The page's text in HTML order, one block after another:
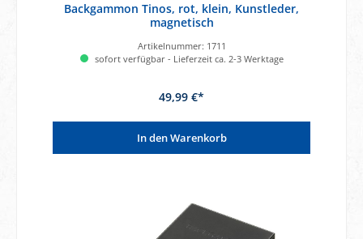
Backgammon Tinos, rot, klein, Kunstleder,
magnetisch
Artikelnummer: 1711
sofort verfügbar - Lieferzeit ca. 2-3 Werktage
49,99 €*
In den Warenkorb